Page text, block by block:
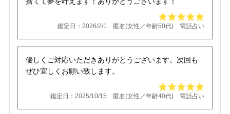
鑑定日：2026/2/1 匿名(女性／年齢50代) 電話占い
優しくご対応いただきありがとうございます。次回も
ぜひ宜しくお願い致します。
鑑定日：2025/10/15 匿名(女性／年齢40代) 電話占い